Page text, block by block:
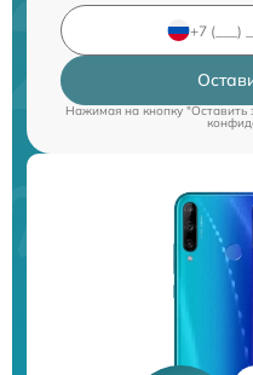
Нажимая на кнопку "Оставить